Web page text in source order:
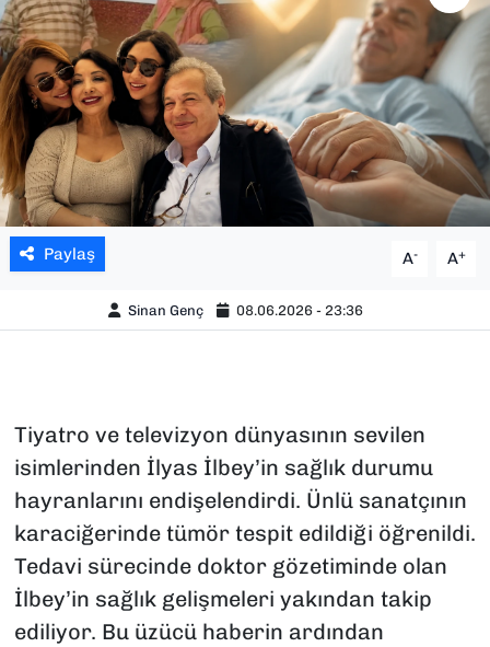
Paylaş A- A+
Sinan Genç 08.06.2026 - 23:36
Tiyatro ve televizyon dünyasının sevilen
isimlerinden İlyas İlbey’in sağlık durumu
hayranlarını endişelendirdi. Ünlü sanatçının
karaciğerinde tümör tespit edildiği öğrenildi.
Tedavi sürecinde doktor gözetiminde olan
İlbey’in sağlık gelişmeleri yakından takip
ediliyor. Bu üzücü haberin ardından
SPOR
TEKNOLOJİ
YAŞAM
YEREL YÖNETİMLER